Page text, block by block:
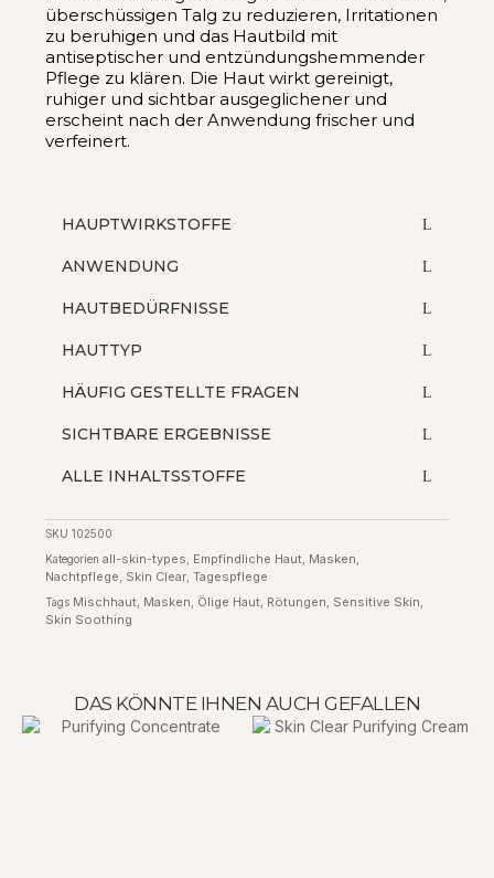
überschüssigen Talg zu reduzieren, Irritationen
zu beruhigen und das Hautbild mit
antiseptischer und entzündungshemmender
Pflege zu klären. Die Haut wirkt gereinigt,
ruhiger und sichtbar ausgeglichener und
erscheint nach der Anwendung frischer und
verfeinert.
HAUPTWIRKSTOFFE
ANWENDUNG
HAUTBEDÜRFNISSE
HAUTTYP
HÄUFIG GESTELLTE FRAGEN
SICHTBARE ERGEBNISSE
ALLE INHALTSSTOFFE
SKU 102500
Kategorien all-skin-types, Empfindliche Haut, Masken,
Nachtpflege, Skin Clear, Tagespflege
Tags Mischhaut, Masken, Ölige Haut, Rötungen, Sensitive Skin,
Skin Soothing
DAS KÖNNTE IHNEN AUCH GEFALLEN